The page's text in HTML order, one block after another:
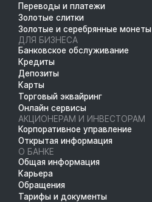
Переводы и платежи
Золотые слитки
Золотые и серебрянные монеты
ДЛЯ БИЗНЕСА
Банковское обслуживание
Кредиты
Депозиты
Карты
Торговый эквайринг
Онлайн сервисы
АКЦИОНЕРАМ И ИНВЕСТОРАМ
Корпоративное управление
Открытая информация
О БАНКЕ
Общая информация
Карьера
Обращения
Тарифы и документы